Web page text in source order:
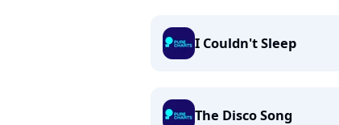
I Couldn't Sleep
The Disco Song